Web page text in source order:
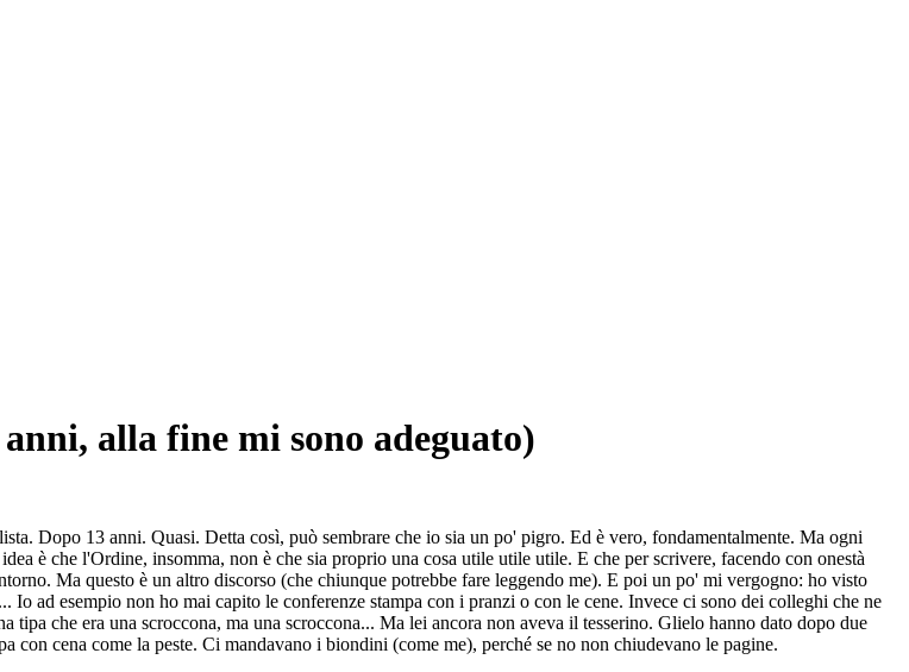
alla fine mi sono adeguato)
Dopo 13 anni. Quasi. Detta così, può sembrare che io sia un po' pigro. Ed è vero, fondamentalmente. Ma ogni
è che l'Ordine, insomma, non è che sia proprio una cosa utile utile utile. E che per scrivere, facendo con onestà
Ma questo è un altro discorso (che chiunque potrebbe fare leggendo me). E poi un po' mi vergogno: ho visto
ad esempio non ho mai capito le conferenze stampa con i pranzi o con le cene. Invece ci sono dei colleghi che ne
che era una scroccona, ma una scroccona... Ma lei ancora non aveva il tesserino. Glielo hanno dato dopo due
cena come la peste. Ci mandavano i biondini (come me), perché se no non chiudevano le pagine.